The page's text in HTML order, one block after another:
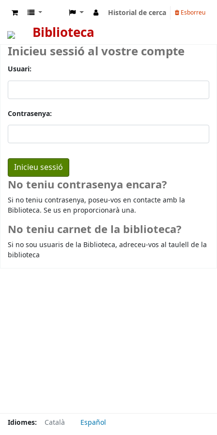
Historial de cerca Esborreu
Biblioteca
Inicieu sessió al vostre compte
Usuari:
Contrasenya:
No teniu contrasenya encara?
Si no teniu contrasenya, poseu-vos en contacte amb la
Biblioteca. Se us en proporcionarà una.
No teniu carnet de la biblioteca?
Si no sou usuaris de la Biblioteca, adreceu-vos al taulell de la
biblioteca
Idiomes: Català Español